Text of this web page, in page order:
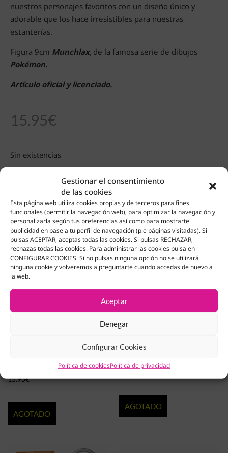
Gestionar el consentimiento
de las cookies
Esta página web utiliza cookies propias y de terceros para fines
funcionales (permitir la navegación web), para optimizar la navegación y
personalizarla según tus preferencias así como para mostrarte
publicidad en base a tu perfil de navegación (p.e páginas visitadas). Si
pulsas ACEPTAR, aceptas todas las cookies. Si pulsas RECHAZAR,
rechazas todas las cookies. Para administrar las cookies pulsa en
CONFIGURAR COOKIES. Si no pulsas ninguna opción no se utilizará
ninguna cookie y volveremos a preguntarte cuando accedas de nuevo a
la web.
Aceptar
Denegar
Configurar Cookies
Política de cookiesPolítica de privacidad
nuestros personajes favoritos con un diseño único y
adorable que los hace irresistibles para nuestras
estanterías.
Figura 9cm Munchlax, de la famosa serie de dibujos
Pokémon.
Artículo oficial y licenciado.
15.95€
Sin existencias
Productos Relacionados
FIGURA FUNKO POP! SUPER
15.95€
AGOTADO
FIGURA FUNKO POP!
14.99€
AGOTADO